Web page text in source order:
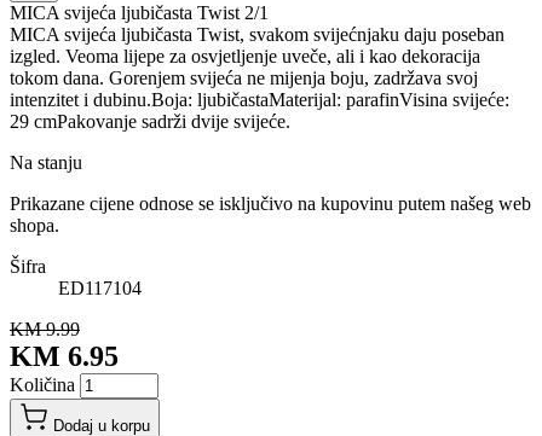
MICA svijeća ljubičasta Twist 2/1
MICA svijeća ljubičasta Twist, svakom svijećnjaku daju poseban
izgled. Veoma lijepe za osvjetljenje uveče, ali i kao dekoracija
tokom dana. Gorenjem svijeća ne mijenja boju, zadržava svoj
intenzitet i dubinu.Boja: ljubičastaMaterijal: parafinVisina svijeće:
29 cmPakovanje sadrži dvije svijeće.
Na stanju
Prikazane cijene odnose se isključivo na kupovinu putem našeg web
shopa.
Šifra
ED117104
KM 9.99
KM 6.95
Količina
Dodaj u korpu